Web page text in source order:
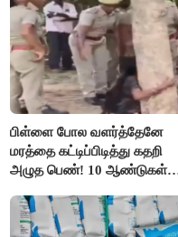
பிள்ளை போல வளர்த்தேனே
மரத்தை கட்டிப்பிடித்து கதறி
அழுத பெண்! 10 ஆண்டுகள்
வெட்டி சாய்ப்பு..!